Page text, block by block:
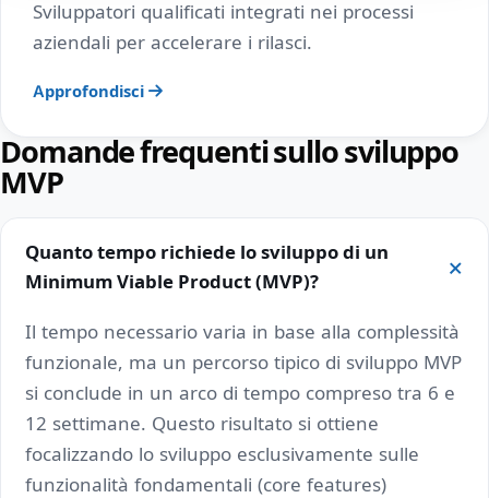
Sviluppatori qualificati integrati nei processi
aziendali per accelerare i rilasci.
Approfondisci
Domande frequenti sullo sviluppo
MVP
Quanto tempo richiede lo sviluppo di un
Minimum Viable Product (MVP)?
Il tempo necessario varia in base alla complessità
funzionale, ma un percorso tipico di sviluppo MVP
si conclude in un arco di tempo compreso tra 6 e
12 settimane. Questo risultato si ottiene
focalizzando lo sviluppo esclusivamente sulle
funzionalità fondamentali (core features)